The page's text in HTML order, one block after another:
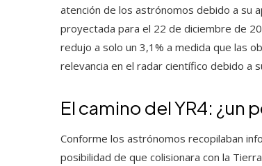
atención de los astrónomos debido a su
proyectada para el 22 de diciembre de
redujo a solo un 3,1% a medida que las
relevancia en el radar científico debido a
El camino del YR4: ¿un
Conforme los astrónomos recopilaban
posibilidad de que colisionara con la